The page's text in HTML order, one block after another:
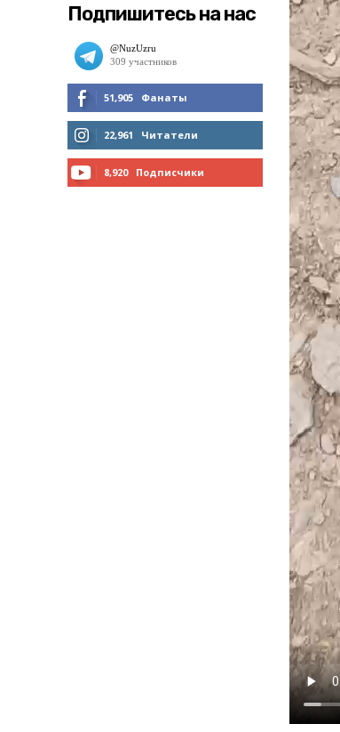
Подпишитесь на нас
51,905 Фанаты
МНЕ НРАВИТСЯ
22,961 Читатели
8,920 Подписчики